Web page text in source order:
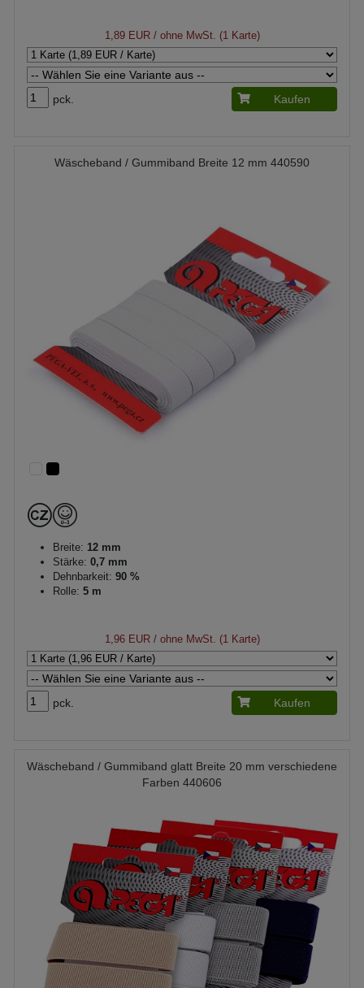
1,89 EUR/ ohne MwSt. (1 Karte)
pck. Kaufen
Wäscheband / Gummiband Breite 12 mm 440590
Breite: 12 mm
Stärke: 0,7 mm
Dehnbarkeit: 90 %
Rolle: 5 m
1,96 EUR/ ohne MwSt. (1 Karte)
pck. Kaufen
Wäscheband / Gummiband glatt Breite 20 mm verschiedene
Farben 440606